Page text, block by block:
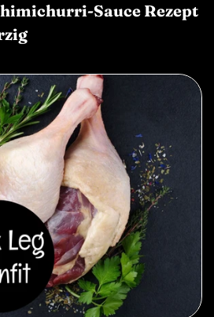
Sauce Rezept